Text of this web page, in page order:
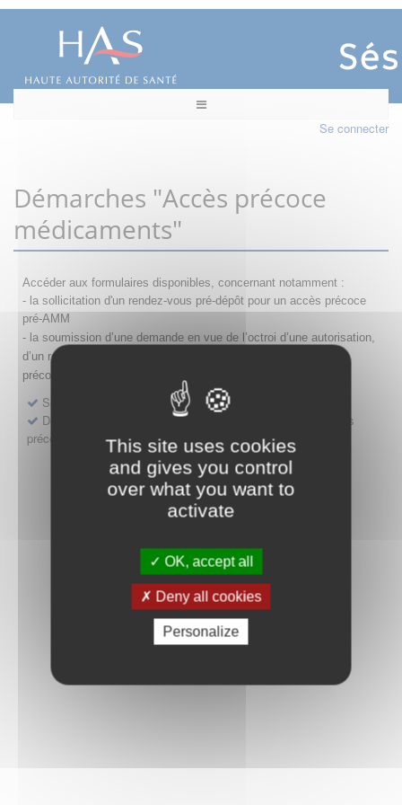
This site uses cookies
and gives you control
over what you want to
activate
OK, accept all
Deny all cookies
Personalize
Se connecter
Démarches "Accès précoce
médicaments"
Accéder aux formulaires disponibles, concernant notamment :
- la sollicitation d'un rendez-vous pré-dépôt pour un accès précoce
pré-AMM
- la soumission d’une demande en vue de l’octroi d’une autorisation,
d’un renouvellement, d’une modification ou d’un retrait d'accès
précoce
Sollicitation RDV pré-dépôt accès précoce pré-AMM
Déposer une demande ou faire évoluer une décision d'accès
précoce